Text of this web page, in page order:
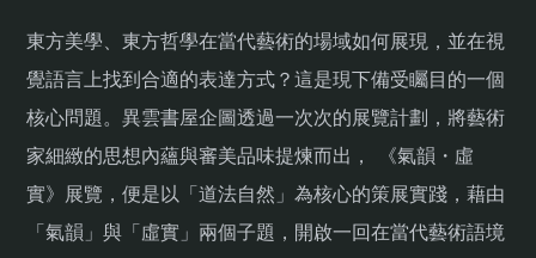
東方美學、東方哲學在當代藝術的場域如何展現，並在視
覺語言上找到合適的表達方式？這是現下備受矚目的一個
核心問題。異雲書屋企圖透過一次次的展覽計劃，將藝術
家細緻的思想內蘊與審美品味提煉而出， 《氣韻・虛
實》展覽，便是以「道法自然」為核心的策展實踐，藉由
「氣韻」與「虛實」兩個子題，開啟一回在當代藝術語境